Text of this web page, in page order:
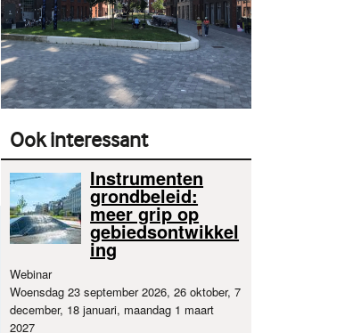
Ook interessant
Instrumenten
grondbeleid:
meer grip op
gebiedsontwikkel
ing
Webinar
Woensdag 23 september 2026, 26 oktober, 7
december, 18 januari, maandag 1 maart
2027